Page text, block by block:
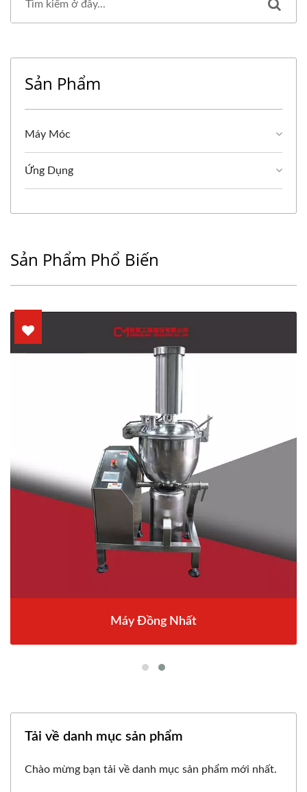
Sản Phẩm
Máy Móc
Ứng Dụng
Sản Phẩm Phổ Biến
Máy Đồng Nhất
Tải về danh mục sản phẩm
Chào mừng bạn tải về danh mục sản phẩm mới nhất.